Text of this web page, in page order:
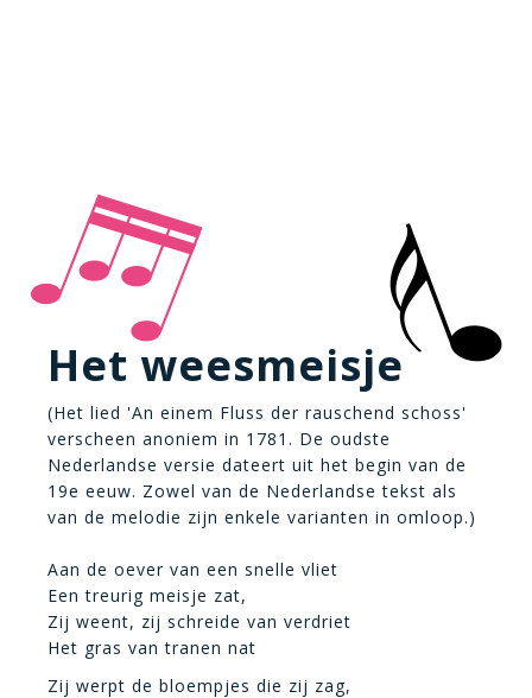
Het weesmeisje
(Het lied 'An einem Fluss der rauschend schoss'
verscheen anoniem in 1781. De oudste
Nederlandse versie dateert uit het begin van de
19e eeuw. Zowel van de Nederlandse tekst als
van de melodie zijn enkele varianten in omloop.)
Aan de oever van een snelle vliet
Een treurig meisje zat,
Zij weent, zij schreide van verdriet
Het gras van tranen nat
Zij werpt de bloempjes die zij zag,